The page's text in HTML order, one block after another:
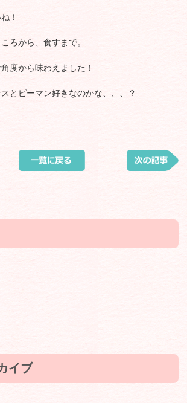
！
ろから、食すまで。
度から味わえました！
とピーマン好きなのかな、、、？
イブ